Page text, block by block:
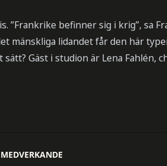
”Frankrike befinner sig i krig”, sa
mänskliga lidandet får den här
Gäst i studion är Lena Fahlén,
MEDVERKANDE